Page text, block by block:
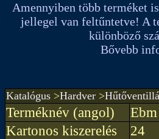
Amennyiben több terméket
jellegel van feltűntetve! A
különböző
Bővebb
Katalógus >Hardver >
Terméknév (angol)
Kartonos kiszerelés
24